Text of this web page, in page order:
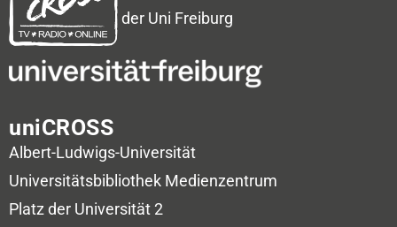
der Uni Freiburg
uniCROSS
Albert-Ludwigs-Universität
Universitätsbibliothek Medienzentrum
Platz der Universität 2